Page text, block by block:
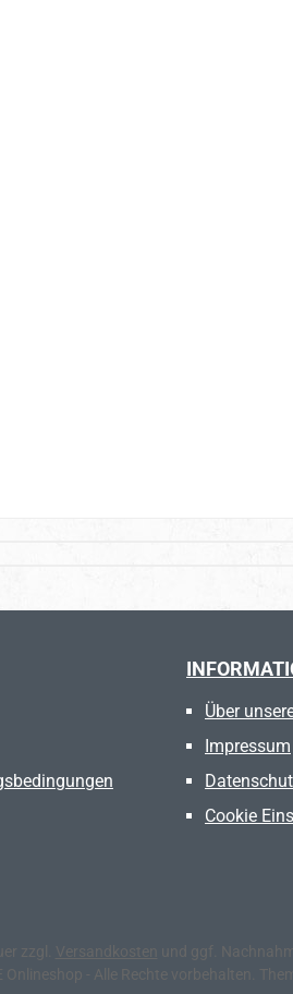
Über
Impressum
Cookie
zzgl. Versandkosten und ggf.
Onlineshop - Alle Rechte vorbehalten.